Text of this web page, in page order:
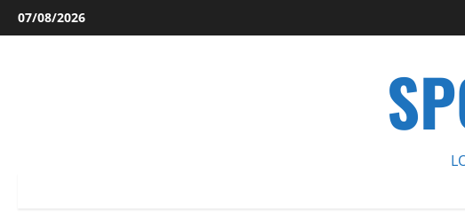
Salta
al
07/08/2026